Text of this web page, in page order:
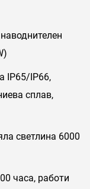
IP65/IP66,
сплав,
светлина 6000
часа, работи